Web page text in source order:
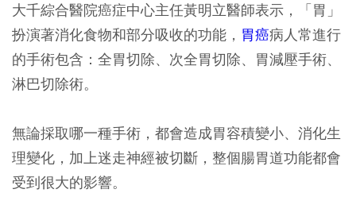
大千綜合醫院癌症中心主任黃明立醫師表示，「胃」
扮演著消化食物和部分吸收的功能， 胃癌病人常進行
的手術包含：全胃切除、次全胃切除、胃減壓手術、
淋巴切除術。
無論採取哪一種手術，都會造成胃容積變小、消化生
理變化，加上迷走神經被切斷，整個腸胃道功能都會
受到很大的影響。